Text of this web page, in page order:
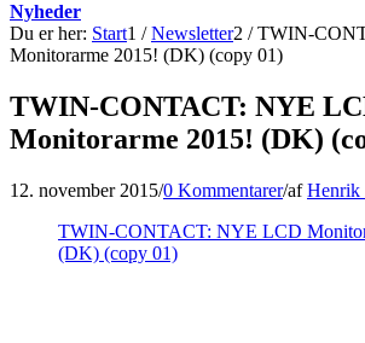
Nyheder
Du er her: Start1 / Newsletter2 / TWIN-
Monitorarme 2015! (DK) (copy 01)
TWIN-CONTACT: NYE
Monitorarme 2015! (DK)
12. november 2015/0 Kommentarer/afHenrik
TWIN-CONTACT: NYE LCD
(DK) (copy 01)